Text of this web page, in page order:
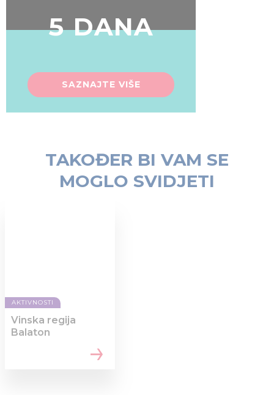
5 DANA
SAZNAJTE VIŠE
TAKOĐER BI VAM SE
MOGLO SVIDJETI
AKTIVNOSTI
Vinska regija
Balaton